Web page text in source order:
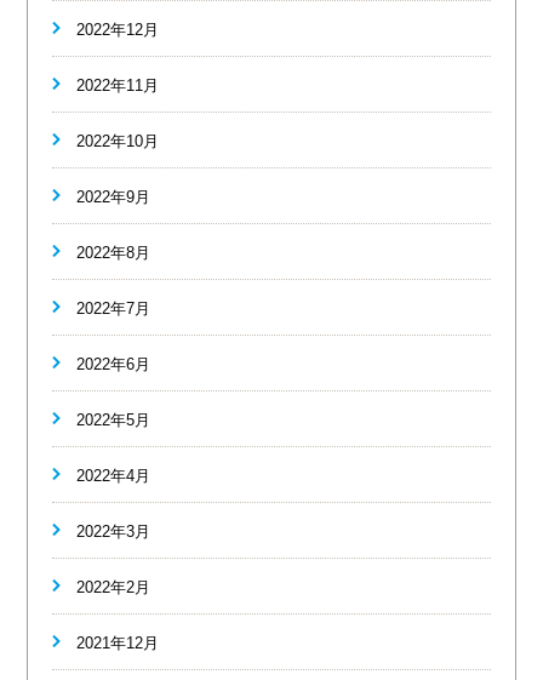
2022年12月
2022年11月
2022年10月
2022年9月
2022年8月
2022年7月
2022年6月
2022年5月
2022年4月
2022年3月
2022年2月
2021年12月